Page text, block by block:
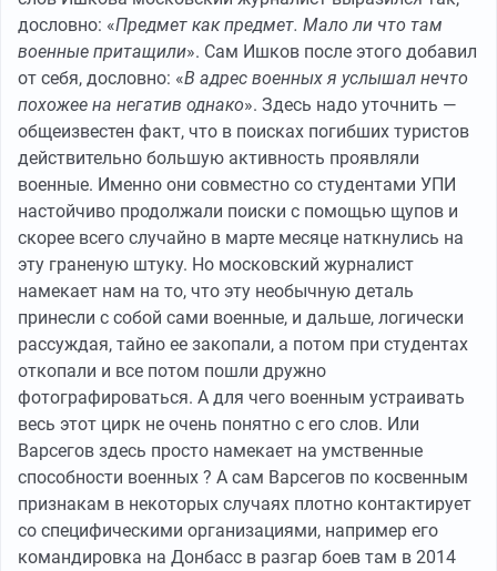
дословно: «Предмет как предмет. Мало ли что там
военные притащили». Сам Ишков после этого добавил
от себя, дословно: «В адрес военных я услышал нечто
похожее на негатив однако». Здесь надо уточнить —
общеизвестен факт, что в поисках погибших туристов
действительно большую активность проявляли
военные. Именно они совместно со студентами УПИ
настойчиво продолжали поиски с помощью щупов и
скорее всего случайно в марте месяце наткнулись на
эту граненую штуку. Но московский журналист
намекает нам на то, что эту необычную деталь
принесли с собой сами военные, и дальше, логически
рассуждая, тайно ее закопали, а потом при студентах
откопали и все потом пошли дружно
фотографироваться. А для чего военным устраивать
весь этот цирк не очень понятно с его слов. Или
Варсегов здесь просто намекает на умственные
способности военных ? А сам Варсегов по косвенным
признакам в некоторых случаях плотно контактирует
со специфическими организациями, например его
командировка на Донбасс в разгар боев там в 2014